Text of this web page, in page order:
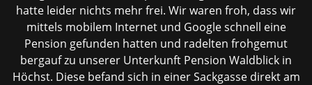
hatte leider nichts mehr frei. Wir waren froh, dass wir
mittels mobilem Internet und Google schnell eine
Pension gefunden hatten und radelten frohgemut
bergauf zu unserer Unterkunft Pension Waldblick in
Höchst. Diese befand sich in einer Sackgasse direkt am